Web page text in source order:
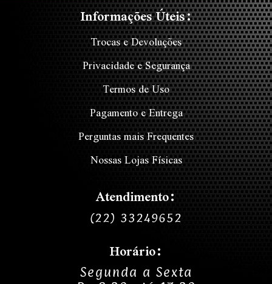
Informações Úteis:
Trocas e Devoluções
Privacidade e Segurança
Termos de Uso
Pagamento e Entrega
Perguntas mais Frequentes
Nossas Lojas Físicas
Atendimento:
(22) 33249652
Horário:
Segunda a Sexta